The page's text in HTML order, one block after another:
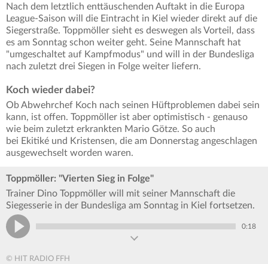
Nach dem letztlich enttäuschenden Auftakt in die Europa
League-Saison will die Eintracht in Kiel wieder direkt auf die
Siegerstraße. Toppmöller sieht es deswegen als Vorteil, dass
es am Sonntag schon weiter geht. Seine Mannschaft hat
"umgeschaltet auf Kampfmodus" und will in der Bundesliga
nach zuletzt drei Siegen in Folge weiter liefern.
Koch wieder dabei?
Ob Abwehrchef Koch nach seinen Hüftproblemen dabei sein
kann, ist offen. Toppmöller ist aber optimistisch - genauso
wie beim zuletzt erkrankten Mario Götze. So auch
bei Ekitiké und Kristensen, die am Donnerstag angeschlagen
ausgewechselt worden waren.
Toppmöller: "Vierten Sieg in Folge"
Trainer Dino Toppmöller will mit seiner Mannschaft die
Siegesserie in der Bundesliga am Sonntag in Kiel fortsetzen.
0:18
© HIT RADIO FFH